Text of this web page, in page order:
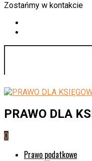
Zostańmy w kontakcie
PRAWO DLA
0
Prawo podatkowe